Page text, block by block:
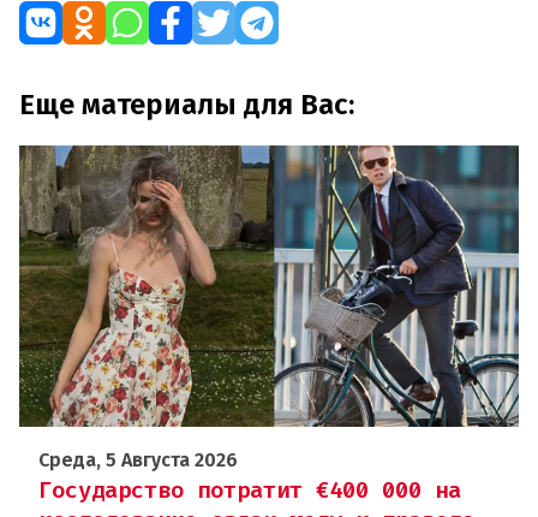
Еще материалы для Вас:
Среда, 5 Августа 2026
Государство потратит €400 000 на